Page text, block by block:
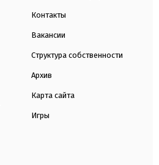
Контакты
Вакансии
Структура собственности
Архив
Карта сайта
Игры